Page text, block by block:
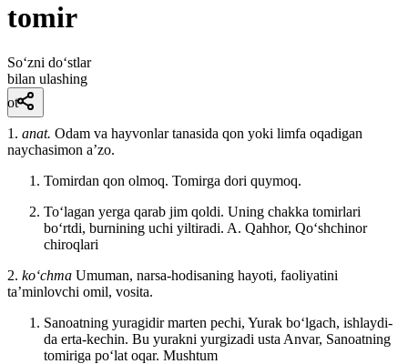
tomir
So‘zni do‘stlar
bilan ulashing
ot
1. anat. Odam va hayvonlar tanasida qon yoki limfa oqadigan
naychasimon aʼzo.
Tomirdan qon olmoq. Tomirga dori quymoq.
Toʻlagan yerga qarab jim qoldi. Uning chakka tomirlari
boʻrtdi, burnining uchi yiltiradi. A. Qahhor, Qoʻshchinor
chiroqlari
2. koʻchma Umuman, narsa-hodisaning hayoti, faoliyatini
taʼminlovchi omil, vosita.
Sanoatning yuragidir marten pechi, Yurak boʻlgach, ishlaydi-
da erta-kechin. Bu yurakni yurgizadi usta Anvar, Sanoatning
tomiriga poʻlat oqar. Mushtum